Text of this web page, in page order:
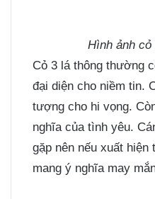
Hình ảnh cỏ
Cỏ 3 lá thông thường
đại diện cho niềm tin.
tượng cho hi vọng.
nghĩa của tình yêu.
gặp nên nếu xuất
mang ý nghĩa may